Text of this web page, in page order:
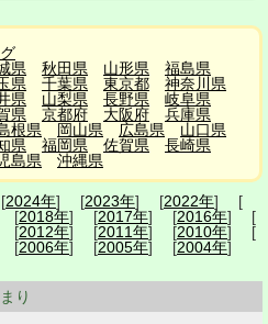
県 秋田県 山形県
福島県
県 千葉県 東京都
神奈川県
県 山梨県 長野県
岐阜県
県 京都府 大阪府
兵庫県
根県 岡山県 広島県
山口県
県 福岡県 佐賀県
長崎県
島県 沖縄県
2024年] [2023年] [2022年] [
[2018年] [2017年] [2016年] [
[2012年] [2011年] [2010年] [
[2006年] [2005年] [2004年]
り